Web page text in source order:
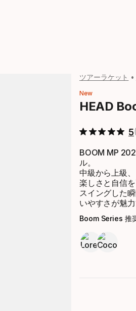
ツアーラケット
New
HEAD
5
BOOM MP
ル。
中級から上級
楽しさと自信
スイングした
いやすさが魅力
Boom Series 推